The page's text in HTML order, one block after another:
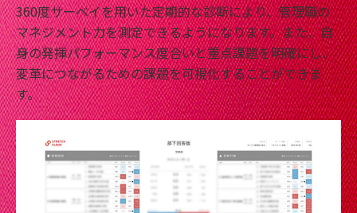
360度サーベイを用いた定期的な診断により、管理職の
マネジメント力を測定できるようになります。また、自
身の発揮パフォーマンス度合いと重点課題を明確にし、
変革につながるための課題を可視化することができま
す。